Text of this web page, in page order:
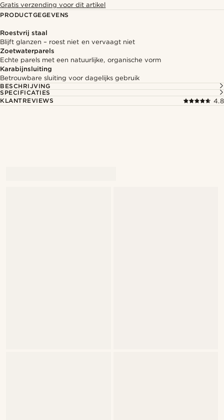
Gratis verzending voor dit artikel
PRODUCTGEGEVENS
Roestvrij staal
Blijft glanzen – roest niet en vervaagt niet
Zoetwaterparels
Echte parels met een natuurlijke, organische vorm
Karabijnsluiting
Betrouwbare sluiting voor dagelijks gebruik
BESCHRIJVING
SPECIFICATIES
KLANTREVIEWS
4.8